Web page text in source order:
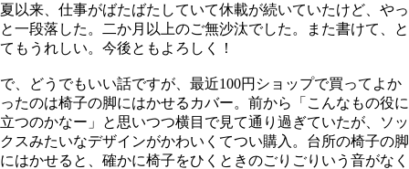
夏以来、仕事がばたばたしていて休載が続いていたけど、やっ
と一段落した。二か月以上のご無沙汰でした。また書けて、と
てもうれしい。今後ともよろしく！
で、どうでもいい話ですが、最近100円ショップで買ってよか
ったのは椅子の脚にはかせるカバー。前から「こんなもの役に
立つのかなー」と思いつつ横目で見て通り過ぎていたが、ソッ
クスみたいなデザインがかわいくてつい購入。台所の椅子の脚
にはかせると、確かに椅子をひくときのごりごりいう音がなく